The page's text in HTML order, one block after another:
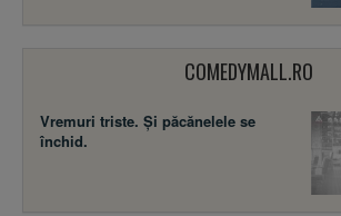
COMEDYMALL.RO
Vremuri triste. Şi păcănelele se
închid.